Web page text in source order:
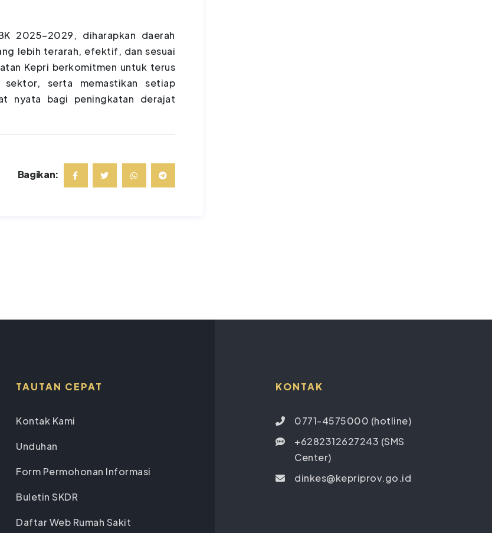
2025–2029, diharapkan daerah
lebih terarah, efektif, dan sesuai
Kepri berkomitmen untuk terus
sektor, serta memastikan setiap
nyata bagi peningkatan derajat
Bagikan:
TAUTAN CEPAT
Kontak Kami
Unduhan
Form Permohonan Informasi
Buletin SKDR
Daftar Web Rumah Sakit
KONTAK
0771-4575000 (hotline)
+6282312627243 (SMS
Center)
dinkes@kepriprov.go.id